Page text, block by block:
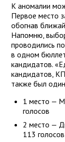
К аномалии
Первое место
обогнав
Напомню,
проводились
в одном
кандидатов.
кандидатов,
также был
1 место —
голосов
2 место —
113 голосов